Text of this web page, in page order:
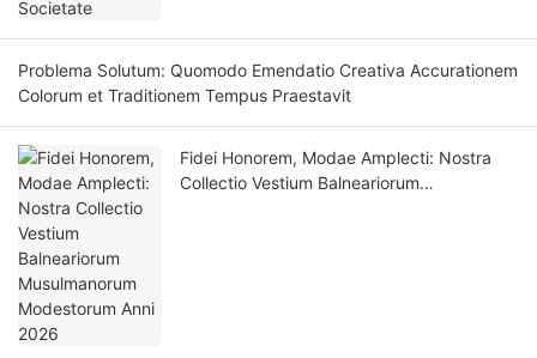
Problema Solutum: Quomodo Emendatio Creativa Accurationem
Colorum et Traditionem Tempus Praestavit
Fidei Honorem, Modae Amplecti: Nostra
Collectio Vestium Balneariorum